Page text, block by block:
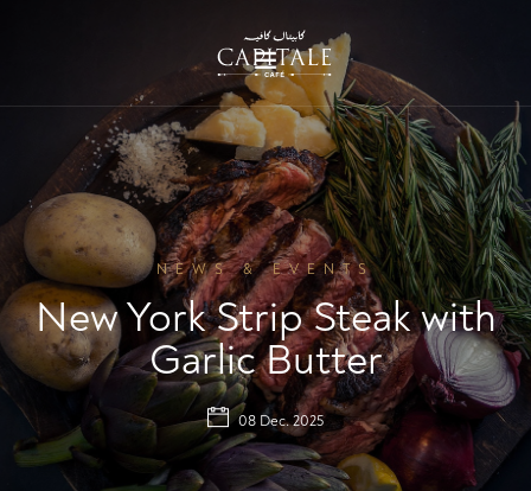
NEWS & EVENTS
New York Strip Steak with
Garlic Butter
08 Dec. 2025